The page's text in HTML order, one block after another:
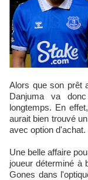
Alors que son prêt avec Everton va bientôt être cassé, Arnaut
Danjuma va
longtemps. En
aurait bien trouvé
avec option d'achat.
Une belle affaire
joueur déterminé à
Gones dans